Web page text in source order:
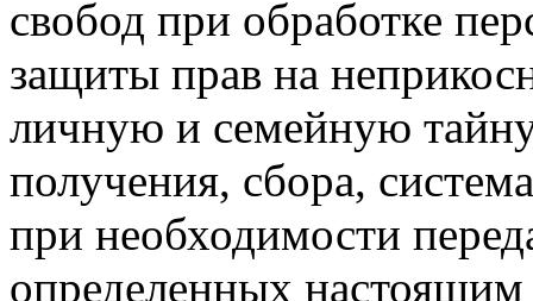
свобод при обработке
защиты прав на
личную и семейную
получения, сбора,
при необходимости
определенных